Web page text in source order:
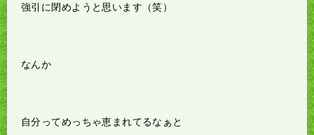
強引に閉めようと思います（笑）
なんか
自分ってめっちゃ恵まれてるなぁと